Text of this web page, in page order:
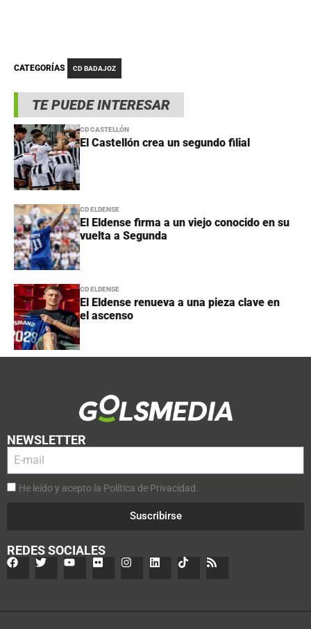
TE PUEDE INTERESAR
CD CASTELLÓN
El Castellón crea un segundo filial
CD ELDENSE
El Eldense firma a un viejo conocido en su
vuelta a Segunda
CD ELDENSE
El Eldense renueva a una pieza clave en
el ascenso
CATEGORÍAS CD BADAJOZ
NEWSLETTER
He leído y acepto la Política de Privacidad.
Suscribirse
REDES SOCIALES